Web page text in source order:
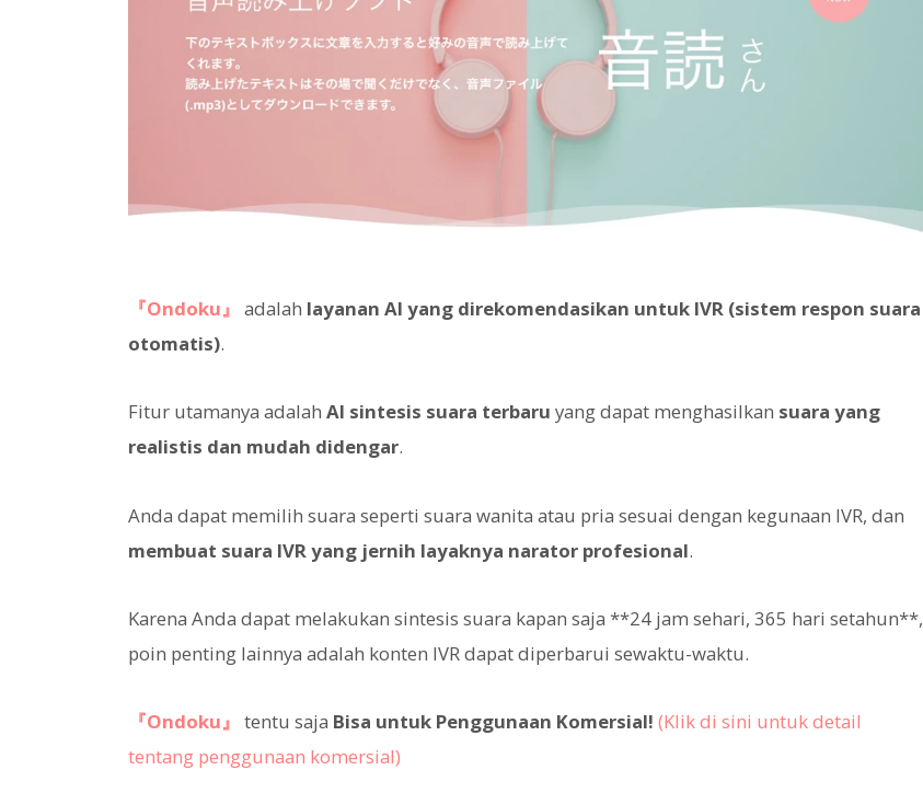
『Ondoku』 adalah layanan AI yang direkomendasikan untuk IVR (sistem respon suara
otomatis).
Fitur utamanya adalah AI sintesis suara terbaru yang dapat menghasilkan suara yang
realistis dan mudah didengar.
Anda dapat memilih suara seperti suara wanita atau pria sesuai dengan kegunaan IVR, dan
membuat suara IVR yang jernih layaknya narator profesional.
Karena Anda dapat melakukan sintesis suara kapan saja **24 jam sehari, 365 hari setahun**,
poin penting lainnya adalah konten IVR dapat diperbarui sewaktu-waktu.
『Ondoku』 tentu saja Bisa untuk Penggunaan Komersial! (Klik di sini untuk detail
tentang penggunaan komersial)